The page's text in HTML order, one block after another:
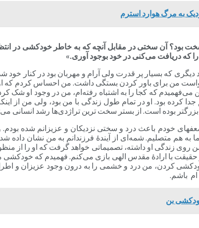
به مرگ هوارد استرم
بود؟ آن سختی در مقابل آنچه که به خاطر خودکشی در
را که دریافت می‌کنی در خود بوجود آوری.»
که بسیار پر قدرت ولی آرام و مهربان بود در کنار خود
من برای باور کردن بستگی داشت. من احساس کردم که او نه
که کجا را به اشتباه رفته‌ام، من در وجود او شک
کرده بود. او در تمام طول زندگی با من بود، ولی من از
بوده است. از بستر سخت ترین تراژدی‌ها رشد انسانی
خودم باعث درد و سختی نزدیکان و عزیزانم شده بودم.
به هم متصلیم. شمه‌ای از آیندۀ فرزندانم به من نشان
زندگی او داشته، تصمیماتی خواهد گرفت که او را از
حقیقت با ارادۀ مقدس الهی بازی می‌کنم. فهمیدم که
کردن، من درد و خشمی را به درون وجود عزیزان و
ام باشم.
بن